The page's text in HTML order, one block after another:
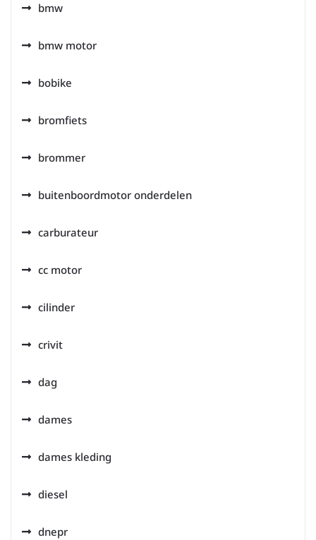
bmw
bmw motor
bobike
bromfiets
brommer
buitenboordmotor onderdelen
carburateur
cc motor
cilinder
crivit
dag
dames
dames kleding
diesel
dnepr